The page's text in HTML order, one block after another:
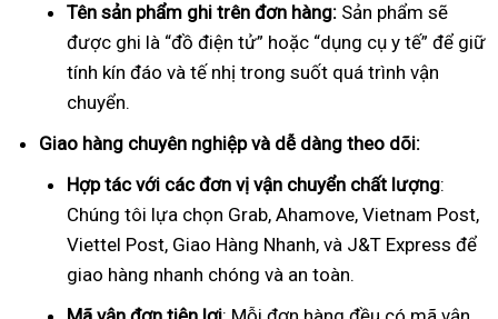
Tên sản phẩm ghi trên đơn hàng: Sản phẩm sẽ
được ghi là “đồ điện tử” hoặc “dụng cụ y tế” để giữ
tính kín đáo và tế nhị trong suốt quá trình vận
chuyển.
Giao hàng chuyên nghiệp và dễ dàng theo dõi:
Hợp tác với các đơn vị vận chuyển chất lượng:
Chúng tôi lựa chọn Grab, Ahamove, Vietnam Post,
Viettel Post, Giao Hàng Nhanh, và J&T Express để
giao hàng nhanh chóng và an toàn.